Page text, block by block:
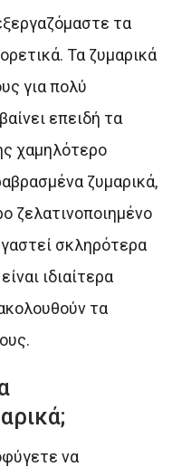
τα
Τα ζυμαρικά
για πολύ
επειδή τα
χαμηλότερο
ζυμαρικά,
ζελατινοποιημένο
σκληρότερα
ιδιαίτερα
τα
να